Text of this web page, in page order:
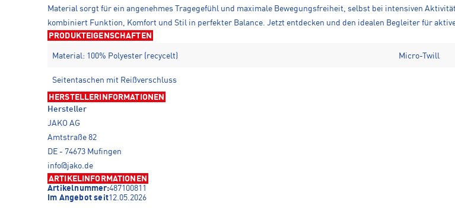
Material sorgt für ein angenehmes Tragegefühl und maximale Bewegungsfreiheit, selbst bei intensiven
kombiniert Funktion, Komfort und Stil in perfekter Balance. Jetzt entdecken und den idealen Begleiter für
PRODUKTEIGENSCHAFTEN
Material: 100% Polyester (recycelt) Micro-Twill
Seitentaschen mit Reißverschluss
HERSTELLERINFORMATIONEN
Hersteller
JAKO AG
Amtstraße 82
DE - 74673 Mufingen
info@jako.de
ARTIKELINFORMATIONEN
Artikelnummer:487100811
Im Angebot seit12.05.2026